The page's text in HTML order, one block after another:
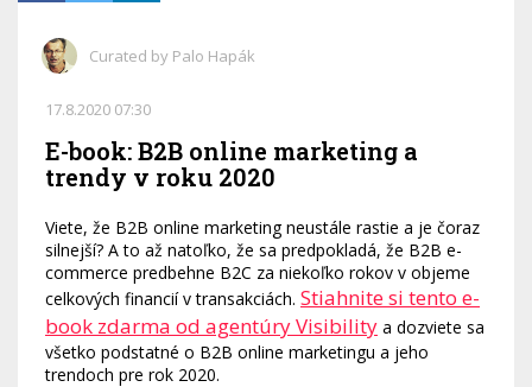
Curated by Palo Hapák
17.8.2020 07:30
E-book: B2B online marketing a
trendy v roku 2020
Viete, že B2B online marketing neustále rastie a je čoraz
silnejší? A to až natoľko, že sa predpokladá, že B2B e-
commerce predbehne B2C za niekoľko rokov v objeme
celkových financií v transakciách. Stiahnite si tento e-
book zdarma od agentúry Visibility a dozviete sa
všetko podstatné o B2B online marketingu a jeho
trendoch pre rok 2020.